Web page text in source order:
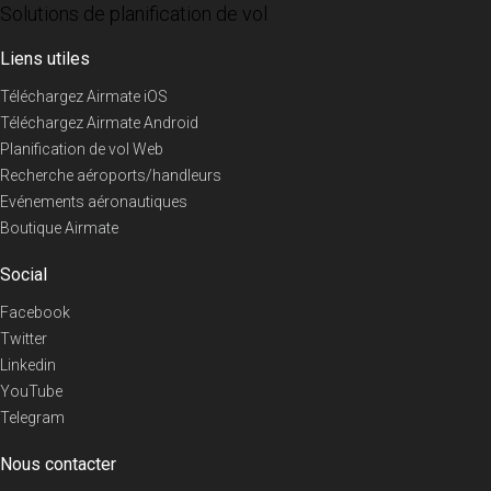
Solutions de planification de vol
Liens utiles
Téléchargez Airmate iOS
Téléchargez Airmate Android
Planification de vol Web
Recherche aéroports/handleurs
Evénements aéronautiques
Boutique Airmate
Social
Facebook
Twitter
Linkedin
YouTube
Telegram
Nous contacter